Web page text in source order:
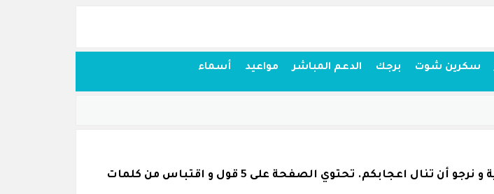
سكرين شوت برجك الدعم المباشر مواعيد أسماء
اقتباسات أقوال وحكم من كلام ولى الدين يكن قمنا بجمعها بكل عناية و نرجو أن تنال اعجابكم. تحتوي الصفحة على 5 قول و اقتباس من كلمات